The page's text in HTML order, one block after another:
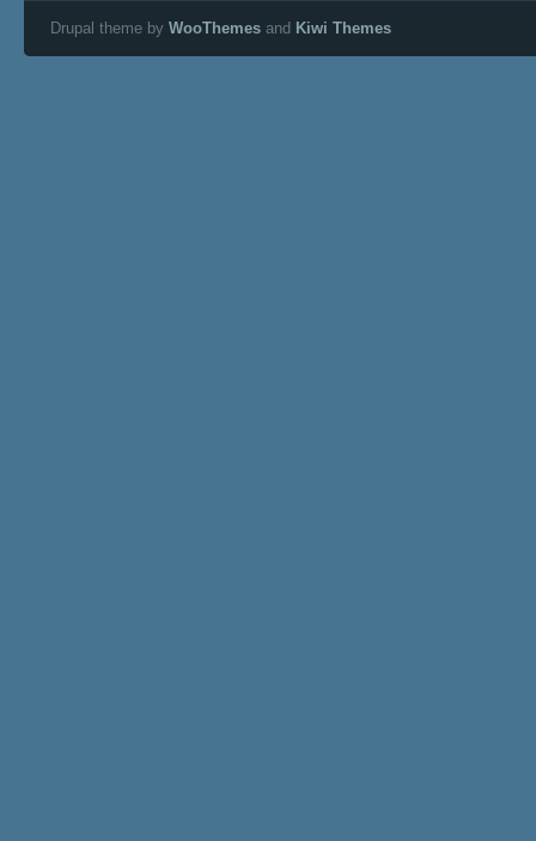
Drupal theme by WooThemes and Kiwi Themes